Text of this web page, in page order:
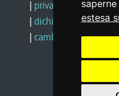
estesa
| privacy
social
| dichiarazione di
| cambio preferenze